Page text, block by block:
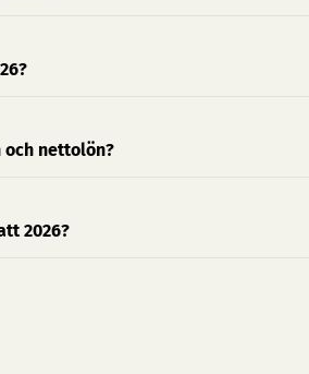
nettolön?
2026?